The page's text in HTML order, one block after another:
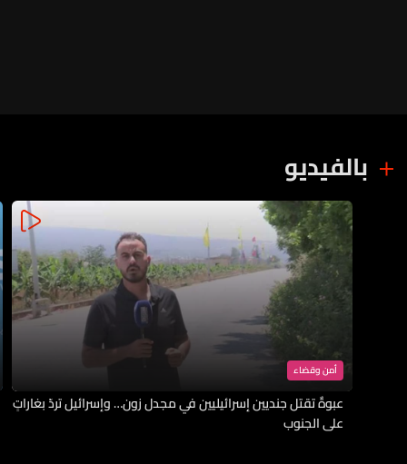
بالفيديو
أمن وقضاء
عبوةٌ تقتل جنديين إسرائيليين في مجدل زون… وإسرائيل تردّ بغاراتٍ
على الجنوب